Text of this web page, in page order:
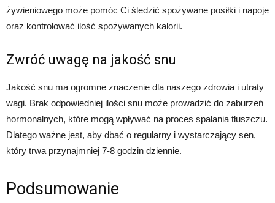
żywieniowego może pomóc Ci śledzić spożywane posiłki i napoje
oraz kontrolować ilość spożywanych kalorii.
Zwróć uwagę na jakość snu
Jakość snu ma ogromne znaczenie dla naszego zdrowia i utraty
wagi. Brak odpowiedniej ilości snu może prowadzić do zaburzeń
hormonalnych, które mogą wpływać na proces spalania tłuszczu.
Dlatego ważne jest, aby dbać o regularny i wystarczający sen,
który trwa przynajmniej 7-8 godzin dziennie.
Podsumowanie